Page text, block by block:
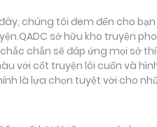
chúng tôi đem đến cho
sở hữu kho truyện
chắn sẽ đáp ứng mọi sở
với cốt truyện lôi cuốn và
là lựa chọn tuyệt vời cho